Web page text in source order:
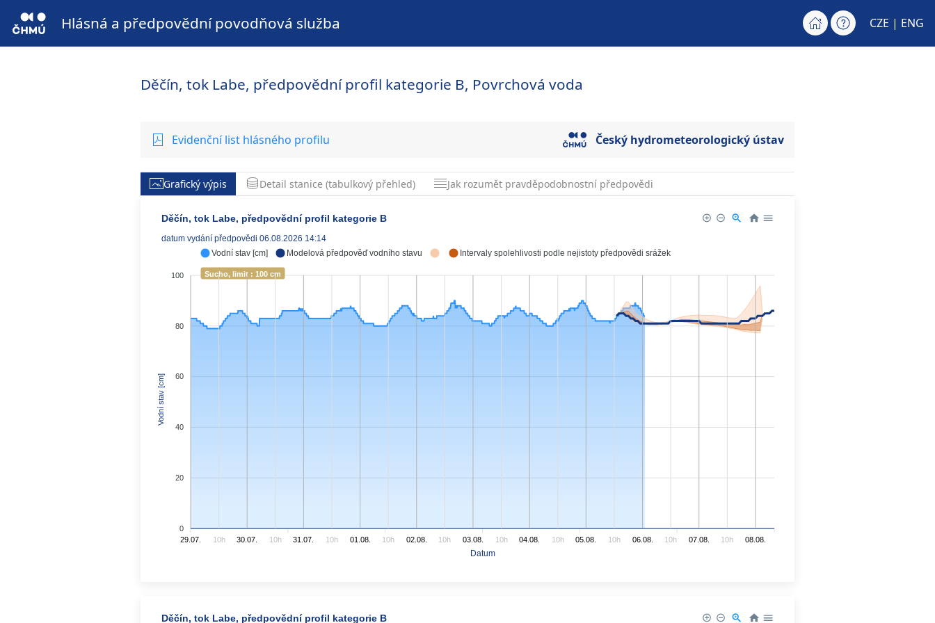
Hlásná a předpovědní povodňová služba CZE | ENG
Děčín, tok Labe, předpovědní profil kategorie B, Povrchová voda
Evidenční list hlásného profilu Český hydrometeorologický ústav
Grafický výpis Detail stanice (tabulkový přehled) Jak rozumět pravděpodobnostní předpovědi
Vodní stav [cm] Modelová předpověď vodního stavu Intervaly spolehlivosti podle nejistoty předpovědi srážek
Děčín, tok Labe, předpovědní profil kategorie B
datum vydání předpovědi 06.08.2026 14:14
100
80
60
40
20
0
Vodní stav [cm]
Datum
Sucho, limit : 100 cm
29.07. 10h 30.07. 10h 31.07. 10h 01.08. 10h 02.08. 10h 03.08. 10h 04.08. 10h 05.08. 10h 06.08. 08.08.
10h
07.08.
10h
Děčín, tok Labe, předpovědní profil kategorie B